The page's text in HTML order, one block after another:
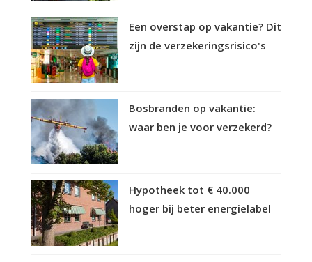
Een overstap op vakantie? Dit
zijn de verzekeringsrisico's
Bosbranden op vakantie:
waar ben je voor verzekerd?
Hypotheek tot € 40.000
hoger bij beter energielabel